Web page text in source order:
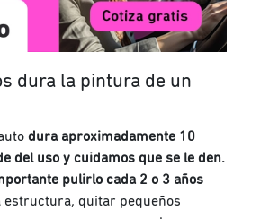
dura la pintura de un
dura aproximadamente 10
del uso y cuidamos que se le den.
pulirlo cada 2 o 3 años
estructura, quitar pequeños